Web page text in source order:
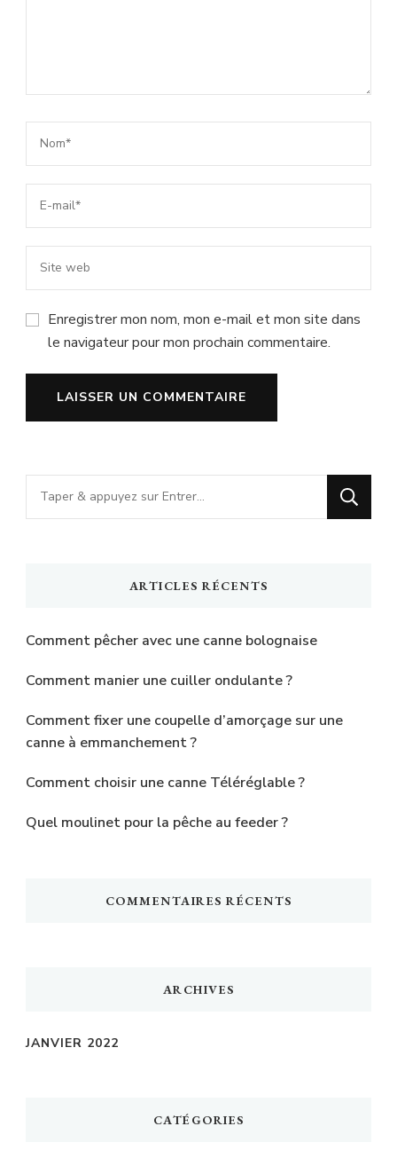
Enregistrer mon nom, mon e-mail et mon site dans
le navigateur pour mon prochain commentaire.
Vous
recherchiez
ARTICLES RÉCENTS
Comment pêcher avec une canne bolognaise
Comment manier une cuiller ondulante ?
Comment fixer une coupelle d’amorçage sur une
canne à emmanchement ?
Comment choisir une canne Téléréglable ?
Quel moulinet pour la pêche au feeder ?
COMMENTAIRES RÉCENTS
ARCHIVES
JANVIER 2022
CATÉGORIES